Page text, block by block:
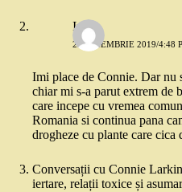
Ina
22 NOIEMBRIE 2019/4:48
Imi place de Connie. Dar nu
chiar mi s-a parut extrem de
care incepe cu vremea
Romania si continua pana
drogheze cu plante care
Conversații cu Connie
iertare, relații toxice și